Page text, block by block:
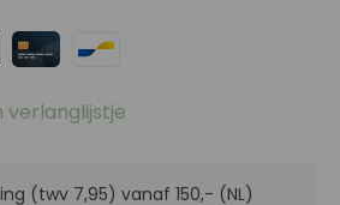
verlanglijstje
(twv 7,95) vanaf 150,- (NL)